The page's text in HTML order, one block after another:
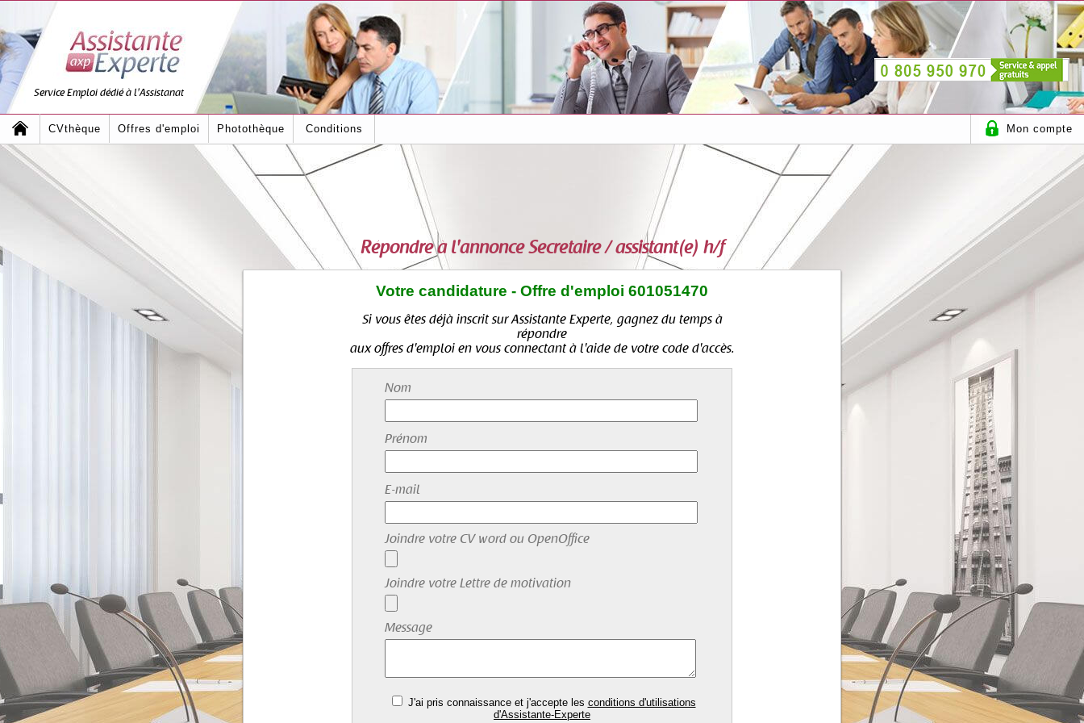
Service Emploi dédié à l'Assistanat
CVthèque Offres d'emploi Photothèque Conditions Mon compte
Répondre à l'annonceSecretaire / assistant(e) h/f
Votre candidature - Offre d'emploi 601051470
Si vous êtes déjà inscrit sur Assistante Experte, gagnez du temps à
répondre
aux offres d'emploi en vous connectant à l'aide de votre code d'accès.
Nom
Prénom
E-mail
Joindre votre CV word ou OpenOffice
Joindre votre Lettre de motivation
Message
J'ai pris connaissance et j'accepte les conditions d'utilisations
d'Assistante-Experte